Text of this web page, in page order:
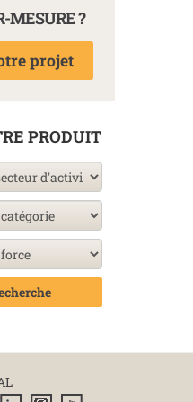
MESURE ?
projet
PRODUIT